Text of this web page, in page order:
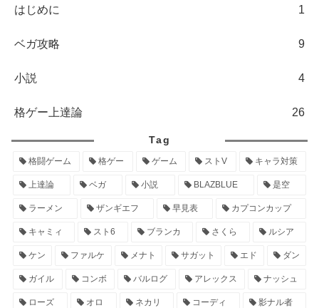
はじめに 1
ベガ攻略 9
小説 4
格ゲー上達論 26
Tag
格闘ゲーム 格ゲー ゲーム ストV キャラ対策
上達論 ベガ 小説 BLAZBLUE 是空
ラーメン ザンギエフ 早見表 カプコンカップ
キャミィ スト6 ブランカ さくら ルシア
ケン ファルケ メナト サガット エド ダン
ガイル コンボ バルログ アレックス ナッシュ
ローズ オロ ネカリ コーディ 影ナル者